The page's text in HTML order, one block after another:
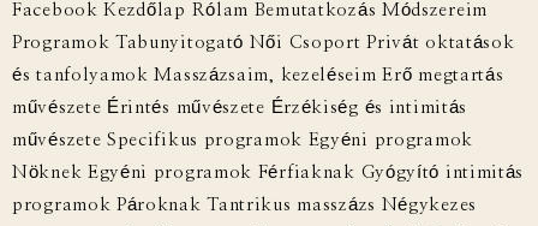
Facebook Kezdőlap Rólam Bemutatkozás Módszereim
Programok Tabunyitogató Női Csoport Privát oktatások
és tanfolyamok Masszázsaim, kezeléseim Erő megtartás
művészete Érintés művészete Érzékiség és intimitás
művészete Specifikus programok Egyéni programok
Nöknek Egyéni programok Férfiaknak Gyógyító intimitás
programok Pároknak Tantrikus masszázs Négykezes